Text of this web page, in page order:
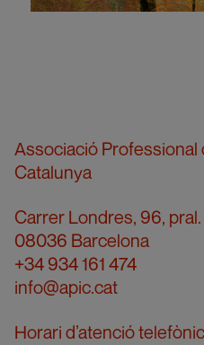
Associació Professional
Catalunya
Carrer Londres, 96,
08036 Barcelona
+34 934 161 474
info@apic.cat
Horari d’atenció